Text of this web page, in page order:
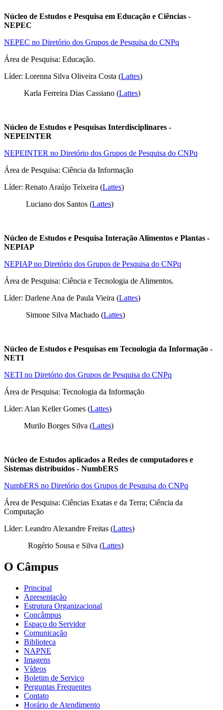
Núcleo de Estudos e Pesquisa em Educação e Ciências -
NEPEC
NEPEC no Diretório dos Grupos de Pesquisa do CNPq
Área de Pesquisa: Educação.
Líder: Lorenna Silva Oliveira Costa (Lattes)
Karla Ferreira Dias Cassiano (Lattes)
Núcleo de Estudos e Pesquisas Interdisciplinares -
NEPEINTER
NEPEINTER no Diretório dos Grupos de Pesquisa do CNPq
Área de Pesquisa: Ciência da Informação
Líder: Renato Araújo Teixeira (Lattes)
Luciano dos Santos (Lattes)
Núcleo de Estudos e Pesquisa Interação Alimentos e Plantas -
NEPIAP
NEPIAP no Diretório dos Grupos de Pesquisa do CNPq
Área de Pesquisa: Ciência e Tecnologia de Alimentos.
Líder: Darlene Ana de Paula Vieira (Lattes)
Simone Silva Machado (Lattes)
Núcleo de Estudos e Pesquisas em Tecnologia da Informação -
NETI
NETI no Diretório dos Grupos de Pesquisa do CNPq
Área de Pesquisa: Tecnologia da Informação
Líder: Alan Keller Gomes (Lattes)
Murilo Borges Silva (Lattes)
Núcleo de Estudos aplicados a Redes de computadores e
Sistemas distribuídos - NumbERS
NumbERS no Diretório dos Grupos de Pesquisa do CNPq
Área de Pesquisa: Ciências Exatas e da Terra; Ciência da
Computação
Líder: Leandro Alexandre Freitas (Lattes)
Rogério Sousa e Silva (Lattes)
O Câmpus
Principal
Apresentação
Estrutura Organizacional
Concâmpus
Espaço do Servidor
Comunicação
Biblioteca
NAPNE
Imagens
Vídeos
Boletim de Serviço
Perguntas Frequentes
Contato
Horário de Atendimento